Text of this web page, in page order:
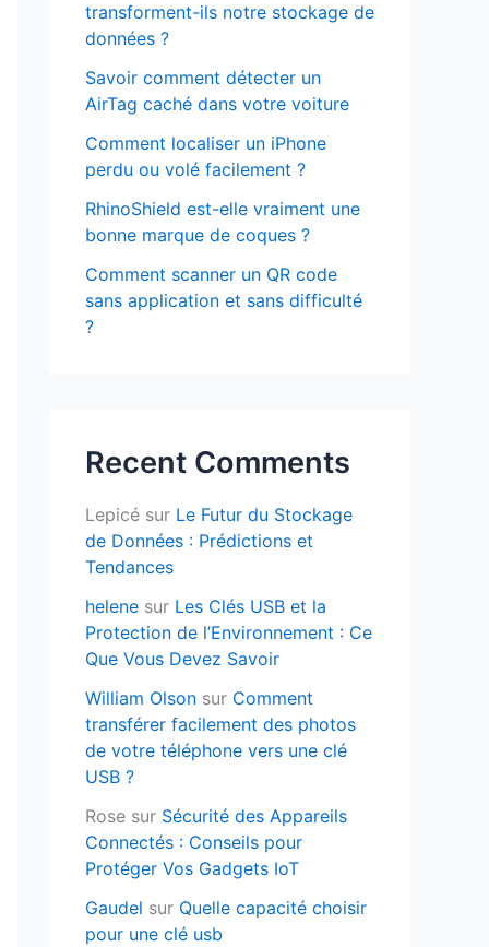
transforment-ils notre stockage de
données ?
Savoir comment détecter un
AirTag caché dans votre voiture
Comment localiser un iPhone
perdu ou volé facilement ?
RhinoShield est-elle vraiment une
bonne marque de coques ?
Comment scanner un QR code
sans application et sans difficulté
?
Recent Comments
Lepicé sur Le Futur du Stockage
de Données : Prédictions et
Tendances
helene sur Les Clés USB et la
Protection de l’Environnement : Ce
Que Vous Devez Savoir
William Olson sur Comment
transférer facilement des photos
de votre téléphone vers une clé
USB ?
Rose sur Sécurité des Appareils
Connectés : Conseils pour
Protéger Vos Gadgets IoT
Gaudel sur Quelle capacité choisir
pour une clé usb